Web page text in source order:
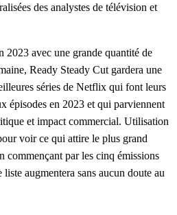
des analystes de télévision et
2023 avec une grande quantité de
Ready Steady Cut gardera une
séries de Netflix qui font leurs
épisodes en 2023 et qui parviennent
et impact commercial. Utilisation
voir ce qui attire le plus grand
commençant par les cinq émissions
augmentera sans aucun doute au